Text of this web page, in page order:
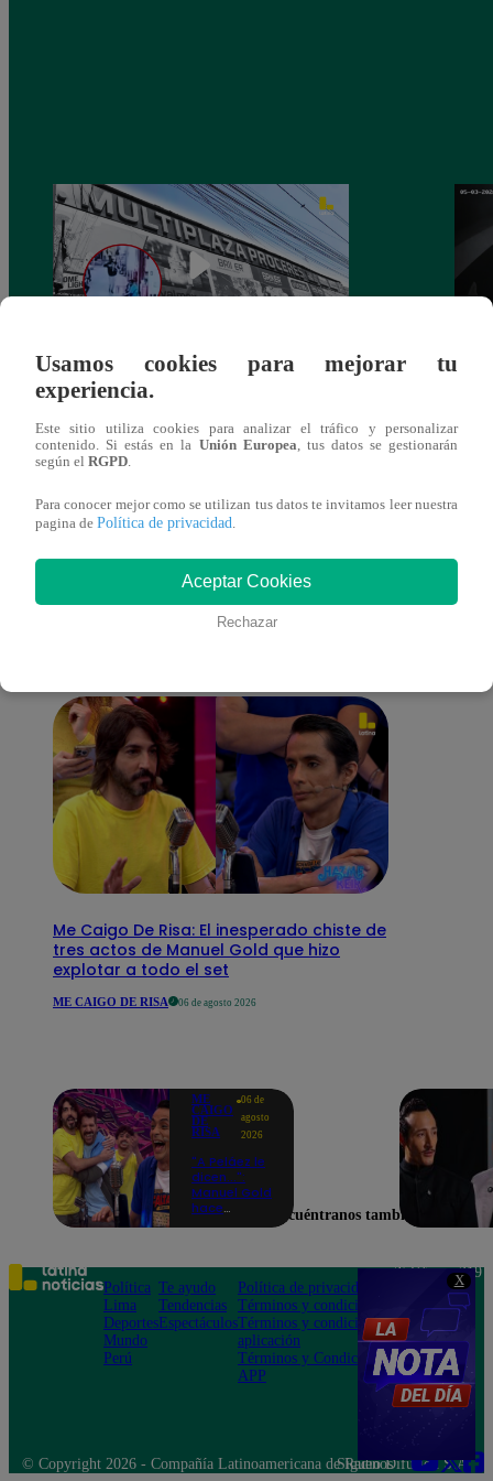
X
Asesinan a comerciante ferretero dentro de
También te puede
interesar
Me Caigo De Risa: El inesperado chiste de
tres actos de Manuel Gold que hizo
explotar a todo el set
ME CAIGO DE RISA 06 de agosto 2026
ME
CAIGO
DE
RISA
06 de
agosto
2026
"A Peláez le
dicen...":
Manuel Gold
hace
de contar el
chiste
Usamos cookies para mejorar tu
experiencia.
Este sitio utiliza cookies para analizar el tráfico y personalizar
contenido. Si estás en la Unión Europea, tus datos se gestionarán
según el RGPD.
Para conocer mejor como se utilizan tus datos te invitamos leer nuestra
pagina de Política de privacidad.
Aceptar Cookies
Rechazar
Encuéntranos también en
Política
Lima
Deportes
Mundo
Perú
Te ayudo
Tendencias
Espectáculos
Política de privacidad
Términos y condiciones
Términos y condiciones
aplicación
Términos y Condiciones
APP
Teléfono: 219
Av. San
Felipe 968
Jesús María
© Copyright 2026 - Compañía Latinoamericana de Radio Difusión S.A.
Síguenos